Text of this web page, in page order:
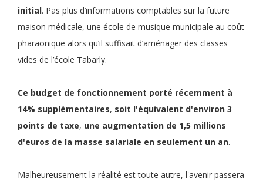
initial. Pas plus d’informations comptables sur la future
maison médicale, une école de musique municipale au coût
pharaonique alors qu’il suffisait d’aménager des classes
vides de l’école Tabarly.
Ce budget de fonctionnement porté récemment à
14% supplémentaires, soit l'équivalent d'environ 3
points de taxe, une augmentation de 1,5 millions
d'euros de la masse salariale en seulement un an.
Malheureusement la réalité est toute autre, l'avenir passera